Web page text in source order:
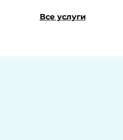
Все услуги